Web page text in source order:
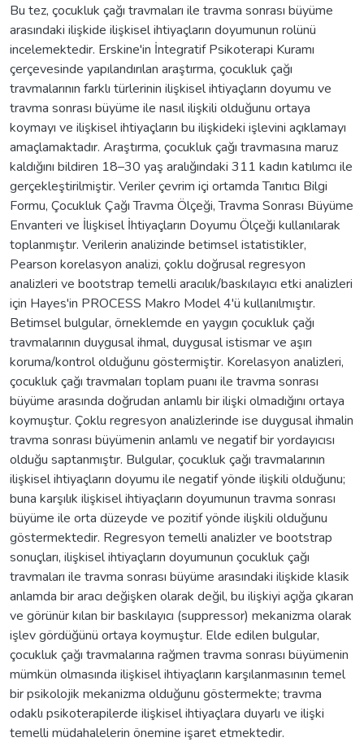
Bu tez, çocukluk çağı travmaları ile travma sonrası büyüme
arasındaki ilişkide ilişkisel ihtiyaçların doyumunun rolünü
incelemektedir. Erskine'in İntegratif Psikoterapi Kuramı
çerçevesinde yapılandırılan araştırma, çocukluk çağı
travmalarının farklı türlerinin ilişkisel ihtiyaçların doyumu ve
travma sonrası büyüme ile nasıl ilişkili olduğunu ortaya
koymayı ve ilişkisel ihtiyaçların bu ilişkideki işlevini açıklamayı
amaçlamaktadır. Araştırma, çocukluk çağı travmasına maruz
kaldığını bildiren 18–30 yaş aralığındaki 311 kadın katılımcı ile
gerçekleştirilmiştir. Veriler çevrim içi ortamda Tanıtıcı Bilgi
Formu, Çocukluk Çağı Travma Ölçeği, Travma Sonrası Büyüme
Envanteri ve İlişkisel İhtiyaçların Doyumu Ölçeği kullanılarak
toplanmıştır. Verilerin analizinde betimsel istatistikler,
Pearson korelasyon analizi, çoklu doğrusal regresyon
analizleri ve bootstrap temelli aracılık/baskılayıcı etki analizleri
için Hayes'in PROCESS Makro Model 4'ü kullanılmıştır.
Betimsel bulgular, örneklemde en yaygın çocukluk çağı
travmalarının duygusal ihmal, duygusal istismar ve aşırı
koruma/kontrol olduğunu göstermiştir. Korelasyon analizleri,
çocukluk çağı travmaları toplam puanı ile travma sonrası
büyüme arasında doğrudan anlamlı bir ilişki olmadığını ortaya
koymuştur. Çoklu regresyon analizlerinde ise duygusal ihmalin
travma sonrası büyümenin anlamlı ve negatif bir yordayıcısı
olduğu saptanmıştır. Bulgular, çocukluk çağı travmalarının
ilişkisel ihtiyaçların doyumu ile negatif yönde ilişkili olduğunu;
buna karşılık ilişkisel ihtiyaçların doyumunun travma sonrası
büyüme ile orta düzeyde ve pozitif yönde ilişkili olduğunu
göstermektedir. Regresyon temelli analizler ve bootstrap
sonuçları, ilişkisel ihtiyaçların doyumunun çocukluk çağı
travmaları ile travma sonrası büyüme arasındaki ilişkide klasik
anlamda bir aracı değişken olarak değil, bu ilişkiyi açığa çıkaran
ve görünür kılan bir baskılayıcı (suppressor) mekanizma olarak
işlev gördüğünü ortaya koymuştur. Elde edilen bulgular,
çocukluk çağı travmalarına rağmen travma sonrası büyümenin
mümkün olmasında ilişkisel ihtiyaçların karşılanmasının temel
bir psikolojik mekanizma olduğunu göstermekte; travma
odaklı psikoterapilerde ilişkisel ihtiyaçlara duyarlı ve ilişki
temelli müdahalelerin önemine işaret etmektedir.